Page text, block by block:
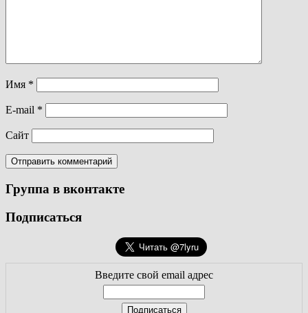
Имя *
E-mail *
Сайт
Группа в вконтакте
Подписаться
Введите свой email адрес